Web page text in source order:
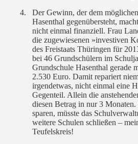
4.
Der Gewinn, der dem
Hasenthal gegenübersteht,
nicht einmal finanziell. Frau
die zugewiesenen »investiven
des Freistaats Thüringen für
bei 46 Grundschülern im
Grundschule Hasenthal gerade
2.530 Euro. Damit repariert
irgendetwas, nicht einmal eine
Gegenteil. Allein die
diesen Betrag in nur 3
sparen, müsste das
weitere Schulen schließen –
Teufelskreis!